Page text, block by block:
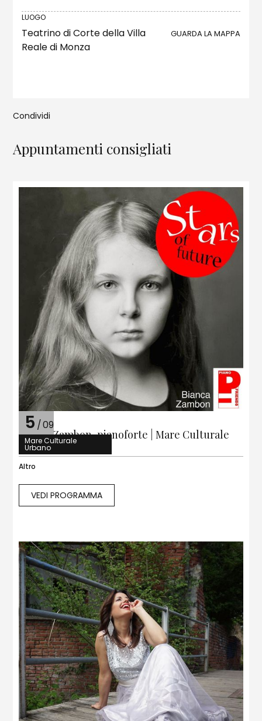
LUOGO
Teatrino di Corte della Villa
Reale di Monza
GUARDA LA MAPPA
Appuntamenti consigliati
Condividi
5 /09
Mare Culturale
Urbano
Bianca Zambon, pianoforte | Mare Culturale
Urbano
Altro
VEDI PROGRAMMA